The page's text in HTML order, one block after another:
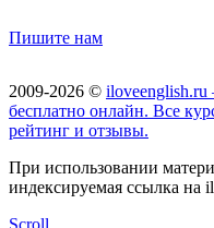
Пишите нам
2009-2026 © iloveenglish.ru
бесплатно онлайн. Все
рейтинг и отзывы.
При использовании
индексируемая ссылка на